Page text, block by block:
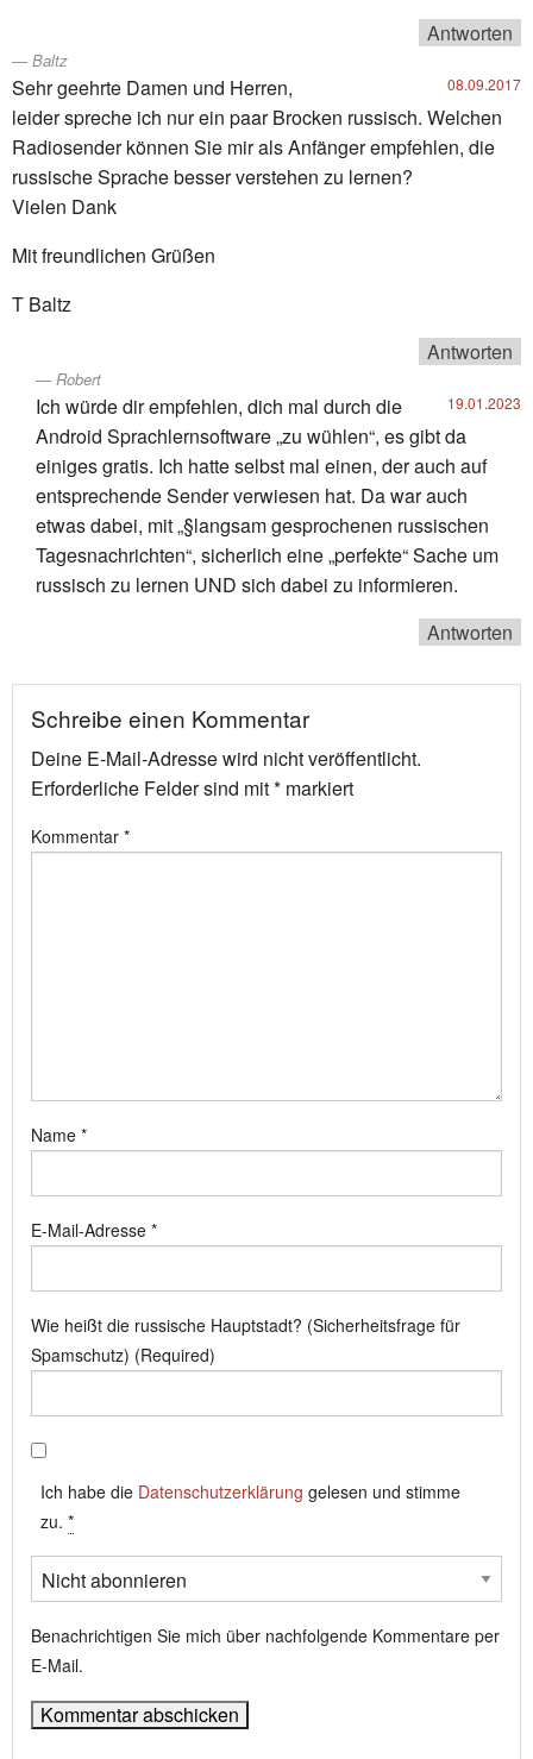
Antworten
Baltz
08.09.2017
Sehr geehrte Damen und Herren,
leider spreche ich nur ein paar Brocken russisch. Welchen
Radiosender können Sie mir als Anfänger empfehlen, die
russische Sprache besser verstehen zu lernen?
Vielen Dank
Mit freundlichen Grüßen
T Baltz
Antworten
Robert
19.01.2023
Ich würde dir empfehlen, dich mal durch die
Android Sprachlernsoftware „zu wühlen“, es gibt da
einiges gratis. Ich hatte selbst mal einen, der auch auf
entsprechende Sender verwiesen hat. Da war auch
etwas dabei, mit „§langsam gesprochenen russischen
Tagesnachrichten“, sicherlich eine „perfekte“ Sache um
russisch zu lernen UND sich dabei zu informieren.
Antworten
Schreibe einen Kommentar
Deine E-Mail-Adresse wird nicht veröffentlicht.
Erforderliche Felder sind mit* markiert
Kommentar *
Name *
E-Mail-Adresse *
Wie heißt die russische Hauptstadt? (Sicherheitsfrage für
Spamschutz) (Required)
Ich habe die Datenschutzerklärung gelesen und stimme
zu. *
Benachrichtigen Sie mich über nachfolgende Kommentare per
E-Mail.